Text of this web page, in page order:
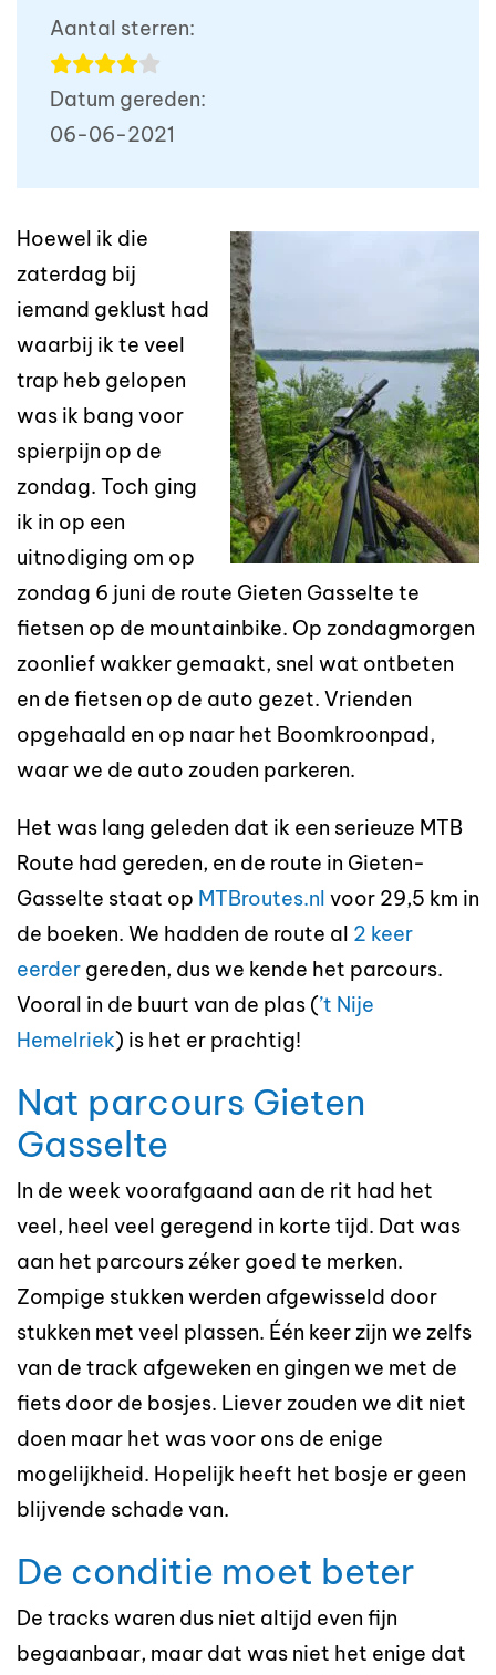
Aantal sterren:
Datum gereden:
06-06-2021
Hoewel ik die
zaterdag bij
iemand geklust had
waarbij ik te veel
trap heb gelopen
was ik bang voor
spierpijn op de
zondag. Toch ging
ik in op een
uitnodiging om op
zondag 6 juni de route Gieten Gasselte te
fietsen op de mountainbike. Op zondagmorgen
zoonlief wakker gemaakt, snel wat ontbeten
en de fietsen op de auto gezet. Vrienden
opgehaald en op naar het Boomkroonpad,
waar we de auto zouden parkeren.
Het was lang geleden dat ik een serieuze MTB
Route had gereden, en de route in Gieten-
Gasselte staat op MTBroutes.nl voor 29,5 km in
de boeken. We hadden de route al 2 keer
eerder gereden, dus we kende het parcours.
Vooral in de buurt van de plas (’t Nije
Hemelriek) is het er prachtig!
Nat parcours Gieten
Gasselte
In de week voorafgaand aan de rit had het
veel, heel veel geregend in korte tijd. Dat was
aan het parcours zéker goed te merken.
Zompige stukken werden afgewisseld door
stukken met veel plassen. Één keer zijn we zelfs
van de track afgeweken en gingen we met de
fiets door de bosjes. Liever zouden we dit niet
doen maar het was voor ons de enige
mogelijkheid. Hopelijk heeft het bosje er geen
blijvende schade van.
De conditie moet beter
De tracks waren dus niet altijd even fijn
begaanbaar, maar dat was niet het enige dat